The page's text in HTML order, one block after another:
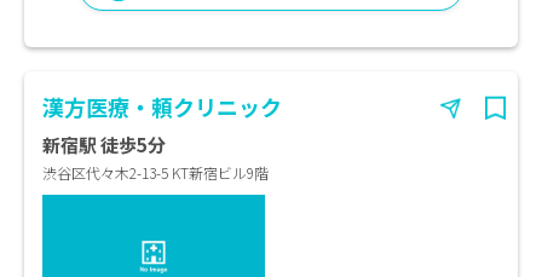
漢方医療・頼クリニック
新宿駅 徒歩5分
渋谷区代々木2-13-5 KT新宿ビル9階